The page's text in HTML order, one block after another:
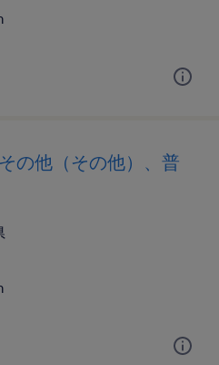
の他（その他）、普